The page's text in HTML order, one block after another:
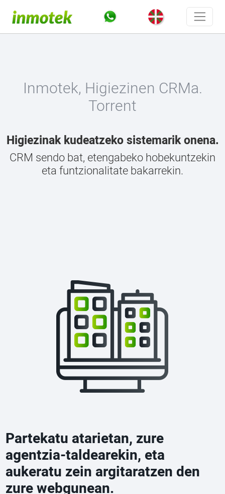
Inmotek, Higiezinen CRMa.
Torrent
Higiezinak kudeatzeko sistemarik onena.
CRM sendo bat, etengabeko hobekuntzekin
eta funtzionalitate bakarrekin.
Partekatu atarietan, zure
agentzia-taldearekin, eta
aukeratu zein argitaratzen den
zure webgunean.